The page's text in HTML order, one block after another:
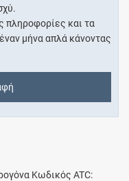
πληροφορίες και τα
μήνα απλά κάνοντας
Κωδικός ATC: